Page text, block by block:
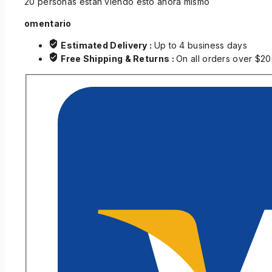
omentario
Estimated Delivery : Up to 4 business days
Free Shipping & Returns :On all orders over